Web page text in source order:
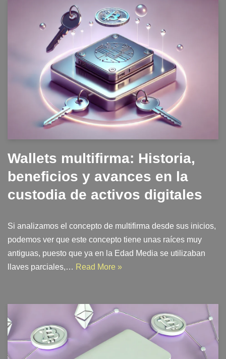
Wallets multifirma: Historia,
beneficios y avances en la
custodia de activos digitales
Si analizamos el concepto de multifirma desde sus inicios,
podemos ver que este concepto tiene unas raíces muy
antiguas, puesto que ya en la Edad Media se utilizaban
llaves parciales,… Read More »